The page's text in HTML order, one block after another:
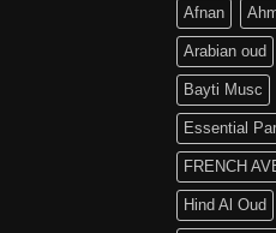
Afnan
Arabian oud
Bayti Musc
Essential
FRENCH
Hind Al Oud